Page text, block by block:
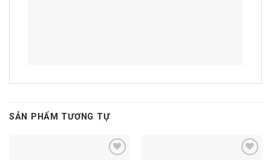
SẢN PHẨM TƯƠNG TỰ